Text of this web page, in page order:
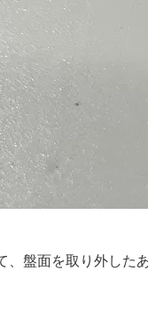
、盤面を取り外した